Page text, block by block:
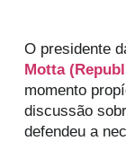
O presidente
Motta
momento
discussão
defendeu a